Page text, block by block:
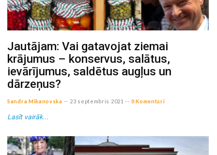
Jautājam: Vai gatavojat ziemai
krājumus – konservus, salātus,
ievārījumus, saldētus augļus un
dārzeņus?
Sandra Mikanovska -- 23 septembris 2021 -- 0 Komentāri
Lasīt vairāk...